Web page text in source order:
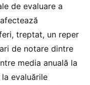
de evaluare a
treptat, un reper
de notare dintre
media anuală la
evaluările